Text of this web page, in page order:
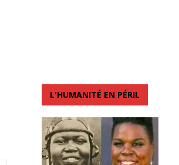
L'HUMANITÉ EN PÉRIL